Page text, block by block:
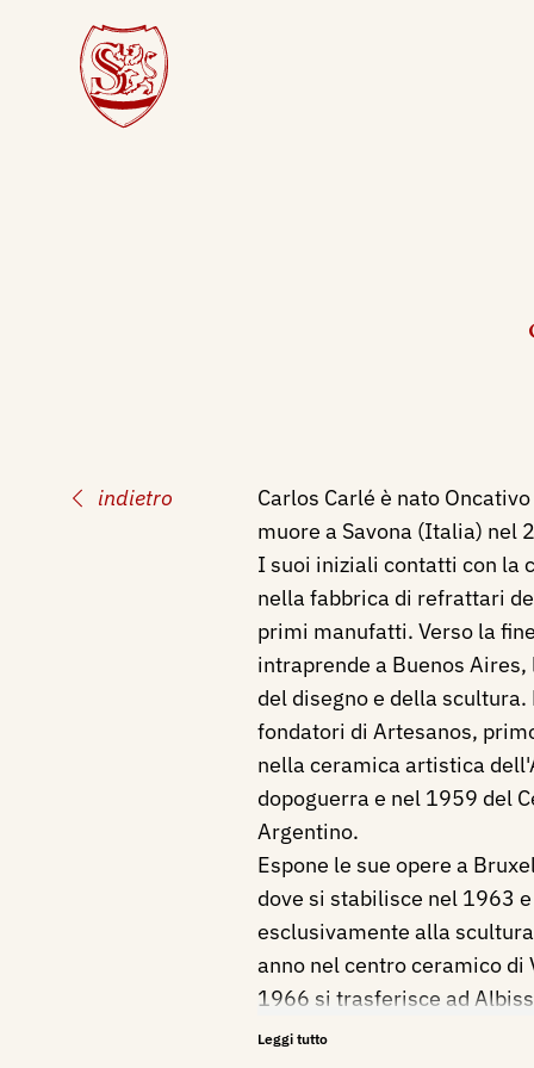
indietro
Carlos Carlé è nato
muore a Savona (Italia) nel
I suoi iniziali contatti con la
nella fabbrica di refrattari
primi manufatti. Verso la
intraprende a Buenos
del disegno e della
fondatori di Artesanos,
nella ceramica artistica
dopoguerra e nel 1959 del
Argentino.
Espone le sue opere a
dove si stabilisce nel 1963
esclusivamente alla
anno nel centro ceramico di
1966 si trasferisce ad
incontra le maggiori
Leggi tutto